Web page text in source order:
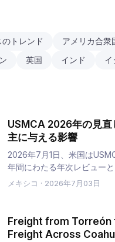
トレンド アメリカ合衆
英国 インド イ
USMCA 2026年の見直
主に与える影響
2026年7月1日、米国は
年間にわたる年次レビュー
国・カナダの個別協議が開
メキシコ · 2026年7月03日
Freight from Torreón
Freight Across